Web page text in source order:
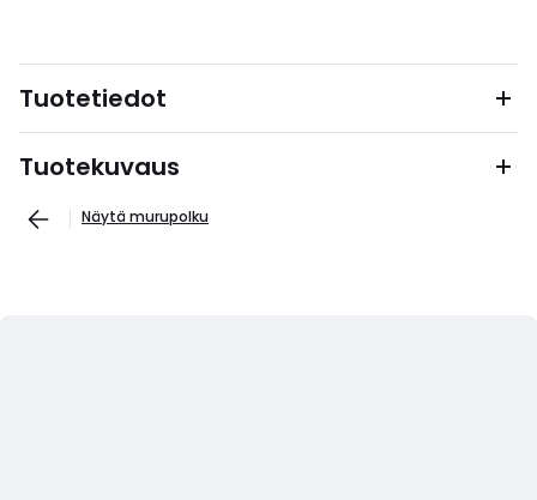
Tuotetiedot
Tuotekuvaus
Näytä murupolku